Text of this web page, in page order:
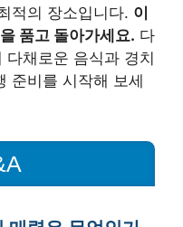
적의 장소입니다. 이
품고 돌아가세요. 다
다채로운 음식과 경치
준비를 시작해 보세